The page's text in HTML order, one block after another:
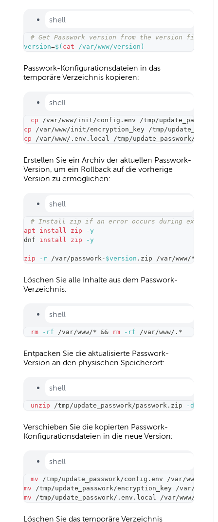
shell
# Get Passwork version from the version file
version=$( cat /var/www/version )
Passwork-Konfigurationsdateien in das
temporäre Verzeichnis kopieren:
shell
cp /var/www/init/config.env /tmp/
cp /var/www/init/encryption_key /tmp/
cp /var/www/.env.local /tmp/update_passwork/
Erstellen Sie ein Archiv der aktuellen Passwork-
Version, um ein Rollback auf die vorherige
Version zu ermöglichen:
shell
# Install zip if an error occurs during
apt
install zip
-y
dnf install zip -y
zip -r /var/passwork- $version .zip /var/www/*
Löschen Sie alle Inhalte aus dem Passwork-
Verzeichnis:
shell
rm -rf /var/www/* && rm -rf /var/www/.*
Entpacken Sie die aktualisierte Passwork-
Version an den physischen Speicherort:
shell
unzip /tmp/update_passwork/passwork.zip -d
Verschieben Sie die kopierten Passwork-
Konfigurationsdateien in die neue Version:
shell
mv /tmp/update_passwork/config.env /var/www/
mv /tmp/update_passwork/encryption_key /var/
mv /tmp/update_passwork/.env.local /var/www/
Löschen Sie das temporäre Verzeichnis